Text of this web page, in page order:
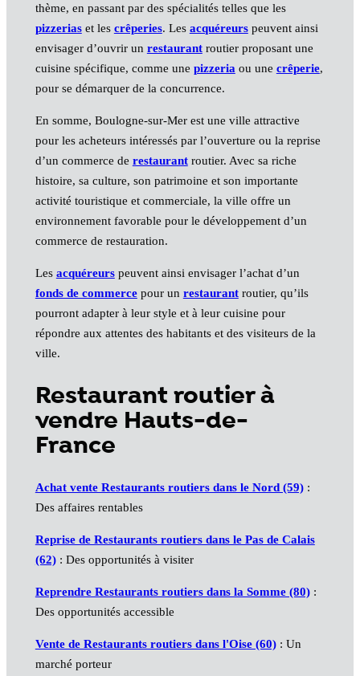
thème, en passant par des spécialités telles que les
pizzeriaset les crêperies. Les acquéreurspeuvent ainsi
envisager d’ouvrir un restaurantroutier proposant une
cuisine spécifique, comme une pizzeria ou une crêperie,
pour se démarquer de la concurrence.
En somme, Boulogne-sur-Mer est une ville attractive
pour les acheteurs intéressés par l’ouverture ou la reprise
d’un commerce de restaurantroutier. Avec sa riche
histoire, sa culture, son patrimoine et son importante
activité touristique et commerciale, la ville offre un
environnement favorable pour le développement d’un
commerce de restauration.
Les acquéreurspeuvent ainsi envisager l’achat d’un
fonds de commercepour un restaurantroutier, qu’ils
pourront adapter à leur style et à leur cuisine pour
répondre aux attentes des habitants et des visiteurs de la
ville.
Restaurant routier à
vendre Hauts-de-
France
Achat vente Restaurants routiers dans le Nord (59):
Des affaires rentables
Reprise de Restaurants routiers dans le Pas de Calais
(62): Des opportunités à visiter
Reprendre Restaurants routiers dans la Somme (80):
Des opportunités accessible
Vente de Restaurants routiers dans l'Oise (60): Un
marché porteur